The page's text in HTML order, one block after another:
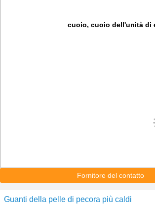
cuoio, cuoio dell'unità di
Fornitore del contatto
Guanti della pelle di pecora più caldi